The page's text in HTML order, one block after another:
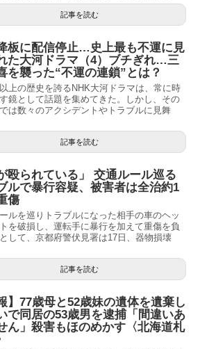
記事を読む
板に配信停止…史上最も不運に見
た大河ドラマ（4）ブチぎれ…三
を襲った“不運の連鎖”とは？
上の歴史を誇るNHK大河ドラマは、常に時
鏡として話題を集めてきた。しかし、その
は数々のアクシデントやトラブルに見舞
記事を読む
殴られている」 交通ルール巡る
ルで暴行容疑、被害者は全治約1
傷
ルを巡りトラブルになった相手の車のヘッ
を破損し、運転手に暴行を加えて重傷を負
して、京都府警伏見署は17日、器物損壊
記事を読む
】77歳母と52歳妹の遺体を遺棄し
で同居の53歳男を逮捕「間違いあ
ん」殺害もほのめかす〈北海道札